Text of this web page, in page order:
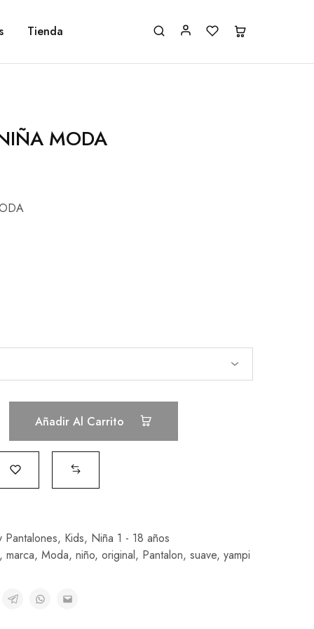
Tienda
MODA
Añadir Al Carrito
Pantalones, Kids, Niña 1 - 18 años
marca, Moda, niño, original, Pantalon, suave, yampi